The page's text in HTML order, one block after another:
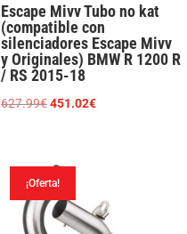
Escape Mivv Tubo no kat
(compatible con
silenciadores Escape Mivv
y Originales) BMW R 1200 R
/ RS 2015-18
627.99€El
era:
451.02€El
¡Oferta!